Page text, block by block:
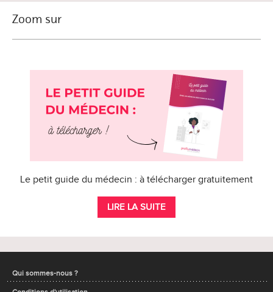
Zoom sur
Le petit guide du médecin : à télécharger gratuitement
LIRE LA SUITE
Qui sommes-nous ?